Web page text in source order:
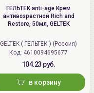
ГЕЛЬТЕК anti-age Крем
антивозрастной Rich and
Restore, 50мл, GELTEK
GELTEK ( ГЕЛЬТЕК ) (Россия)
Код: 4610094695677
104.23 руб.
в корзину